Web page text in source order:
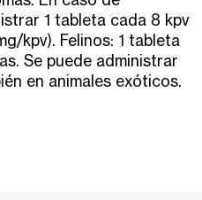
1 tableta cada 8 kpv
kpv). Felinos: 1 tableta
Se puede administrar
en animales exóticos.